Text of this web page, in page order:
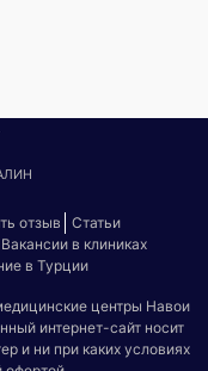
отзыв
Статьи
Вакансии в клиниках
в Турции
центры Навои
интернет-сайт носит
и ни при каких условиях